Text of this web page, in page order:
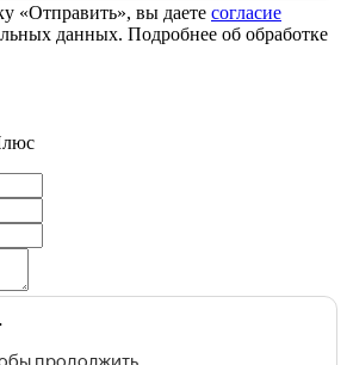
«Отправить», вы даете согласие
данных. Подробнее об обработке